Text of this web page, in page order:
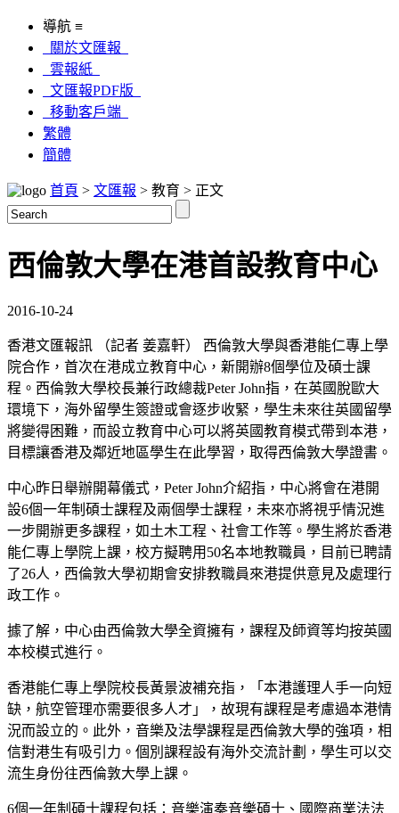
導航 ≡
關於文匯報
雲報紙
文匯報PDF版
移動客戶端
繁體
簡體
首頁 > 文匯報 > 教育 > 正文
西倫敦大學在港首設教育中心
2016-10-24
香港文匯報訊 （記者 姜嘉軒） 西倫敦大學與香港能仁專上學
院合作，首次在港成立教育中心，新開辦8個學位及碩士課
程。西倫敦大學校長兼行政總裁Peter John指，在英國脫歐大
環境下，海外留學生簽證或會逐步收緊，學生未來往英國留學
將變得困難，而設立教育中心可以將英國教育模式帶到本港，
目標讓香港及鄰近地區學生在此學習，取得西倫敦大學證書。
中心昨日舉辦開幕儀式，Peter John介紹指，中心將會在港開
設6個一年制碩士課程及兩個學士課程，未來亦將視乎情況進
一步開辦更多課程，如土木工程、社會工作等。學生將於香港
能仁專上學院上課，校方擬聘用50名本地教職員，目前已聘請
了26人，西倫敦大學初期會安排教職員來港提供意見及處理行
政工作。
據了解，中心由西倫敦大學全資擁有，課程及師資等均按英國
本校模式進行。
香港能仁專上學院校長黃景波補充指，「本港護理人手一向短
缺，航空管理亦需要很多人才」，故現有課程是考慮過本港情
況而設立的。此外，音樂及法學課程是西倫敦大學的強項，相
信對港生有吸引力。個別課程設有海外交流計劃，學生可以交
流生身份往西倫敦大學上課。
6個一年制碩士課程包括：音樂演奏音樂碩士、國際商業法法